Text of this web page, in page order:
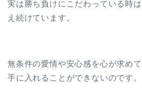
実は勝ち負けにこだわっている時
え続けています。
無条件の愛情や安心感を心が求め
手に入れることができないのです。